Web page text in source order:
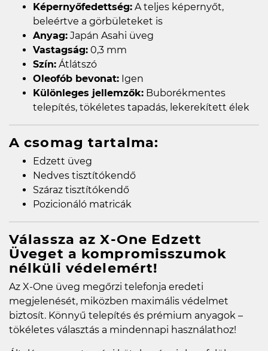
Képernyőfedettség: A teljes képernyőt,
beleértve a görbületeket is
Anyag: Japán Asahi üveg
Vastagság: 0,3 mm
Szín: Átlátszó
Oleofób bevonat: Igen
Különleges jellemzők: Buborékmentes
telepítés, tökéletes tapadás, lekerekített élek
A csomag tartalma:
Edzett üveg
Nedves tisztítókendő
Száraz tisztítókendő
Pozicionáló matricák
Válassza az X-One Edzett
Üveget a kompromisszumok
nélküli védelemért!
Az X-One üveg megőrzi telefonja eredeti
megjelenését, miközben maximális védelmet
biztosít. Könnyű telepítés és prémium anyagok –
tökéletes választás a mindennapi használathoz!